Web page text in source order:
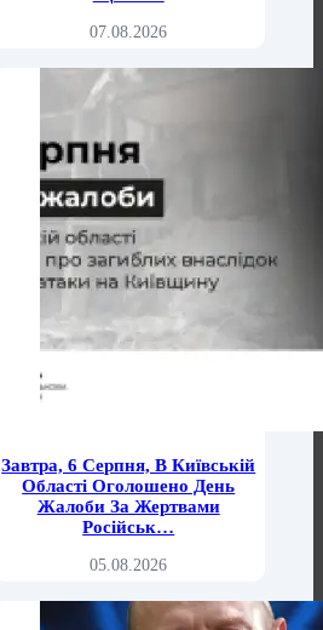
07.08.2026
Завтра, 6 Серпня, В Київській
Області Оголошено День
Жалоби За Жертвами
Російськ…
05.08.2026